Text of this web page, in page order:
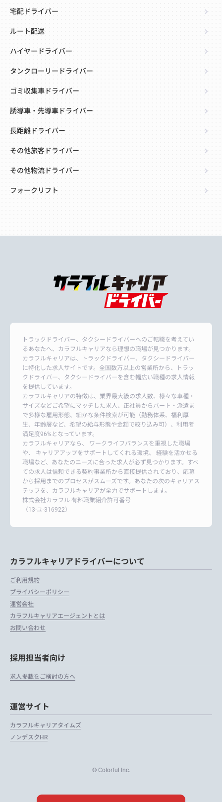
宅配ドライバー
ルート配送
ハイヤードライバー
タンクローリードライバー
ゴミ収集車ドライバー
誘導車・先導車ドライバー
長距離ドライバー
その他旅客ドライバー
その他物流ドライバー
フォークリフト
トラックドライバー、タクシードライバーへのご転職を考えてい
るあなたへ、カラフルキャリアなら理想の職場が見つかります。
カラフルキャリアは、トラックドライバー、タクシードライバー
に特化した求人サイトです。全国数万以上の営業所から、トラッ
クドライバー、タクシードライバーを含む幅広い職種の求人情報
を提供しています。
カラフルキャリアの特徴は、業界最大級の求人数、様々な車種・
サイズなどご希望にマッチした求人、正社員からパート・派遣ま
で多様な雇用形態、細かな条件検索が可能（勤務体系、福利厚
生、年齢層など、希望の給与形態や金額で絞り込み可）、利用者
満足度96%となっています。
カラフルキャリアなら、 ワークライフバランスを重視した職場
や、 キャリアアップをサポートしてくれる環境、 経験を活かせる
職場など、あなたのニーズに合った求人が必ず見つかります。すべ
ての求人は信頼できる契約事業所から直接提供されており、応募
から採用までのプロセスがスムーズです。あなたの次のキャリアス
テップを、カラフルキャリアが全力でサポートします。
株式会社カラフル 有料職業紹介許可番号
（13-ユ-316922）
カラフルキャリアドライバーについて
ご利用規約
プライバシーポリシー
運営会社
カラフルキャリアエージェントとは
お問い合わせ
採用担当者向け
求人掲載をご検討の方へ
運営サイト
カラフルキャリアタイムズ
ノンデスクHR
© Colorful Inc.